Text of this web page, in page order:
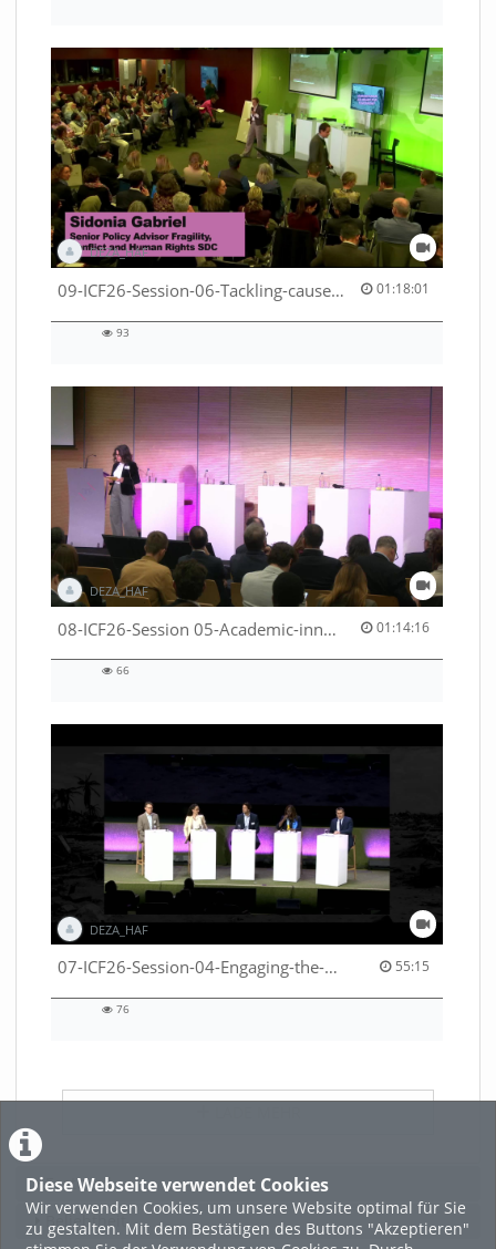
Diese Webseite verwendet Cookies
Wir verwenden Cookies, um unsere Website optimal für Sie
zu gestalten. Mit dem Bestätigen des Buttons "Akzeptieren"
DEZA_HAF
09-ICF26-Session-06-Tackling-causes-of-crises-not-symptoms-53529531690001791 01:18:01
01:18:01 duration
93
DEZA_HAF
08-ICF26-Session 05-Academic-innovation-meets-international-cooperation-53529531670001791 01:14:16
01:14:16 duration
66
DEZA_HAF
07-ICF26-Session-04-Engaging-the-private-sector-in-humanitarian-contexts-53529531650001791 55:15
55:15 duration
76
Featured
Beliebtheit